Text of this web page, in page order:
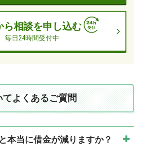
ら相談を申し込む
毎日24時間受付中
よくあるご質問
本当に借金が減りますか？